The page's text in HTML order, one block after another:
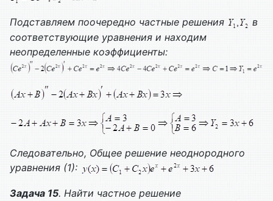
Подставляем поочередно частные решения
в
соответствующие уравнения и находим
неопределенные коэффициенты:
Следовательно, Общее решение неоднородного
уравнения (1):
Задача 15. Найти частное решение